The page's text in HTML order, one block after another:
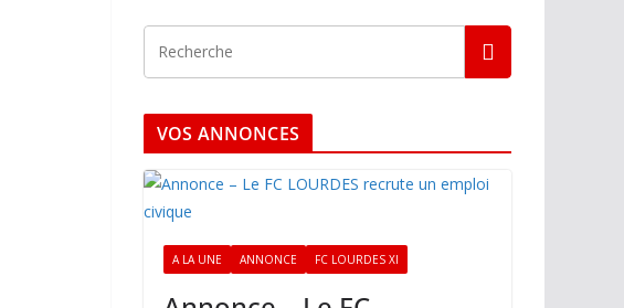
VOS ANNONCES
A LA UNE ANNONCE FC LOURDES XI